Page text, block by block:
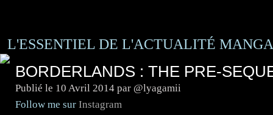
L'ESSENTIEL DE L'ACTUALITÉ
BORDERLANDS : THE PRE-
Publié le 10 Avril 2014 par @lyagamii
Follow me sur Instagram